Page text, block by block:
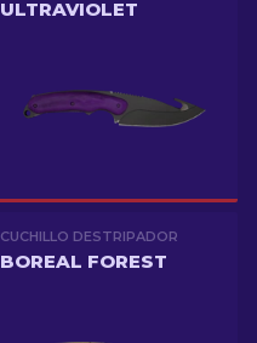
ULTRAVIOLET
CUCHILLO DESTRIPADOR
BOREAL FOREST